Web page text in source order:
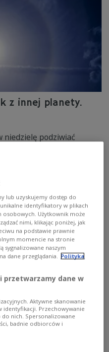
z innej planety.
niedzielę podziwiać
miejscach także tzw.
napływały m.in. z okolic
na niebie. To
lub uzyskujemy dostęp do
identyfikatory w plikach
osobowych. Użytkownik może
nimi, klikając poniżej, jak
na podstawie prawnie
momencie na stronie
sygnalizowane naszym
dane przeglądania.
Polityka
przetwarzamy dane w
Aktywne skanowanie
identyfikacji. Przechowywanie
nich. Spersonalizowane
badnie odbiorców i